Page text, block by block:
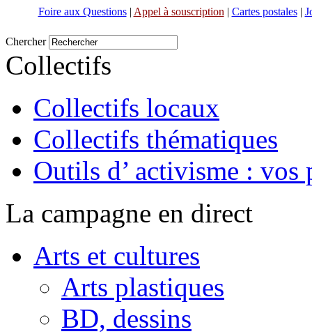
Foire aux Questions| Appel à souscription | Cartes postales|
Chercher
Collectifs
Collectifs locaux
Collectifs thématiques
Outils d’ activisme : vos
La campagne en direct
Arts et cultures
Arts plastiques
BD, dessins